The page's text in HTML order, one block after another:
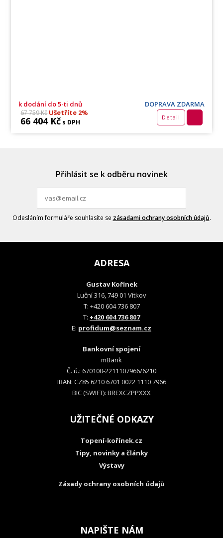
k dodání do 5-ti dnů DOPRAVA ZDARMA
67 759 KčUšetříte 2%
66 404 Kč s DPH
Detail
Přihlásit se k odběru novinek
Odesláním formuláře souhlasíte se zásadami ochrany osobních údajů.
ADRESA
Gustav Kořínek
Luční 316, 749 01 Vítkov
T: +420 604 736 807
T: +420 604 736 807
E: profidum@seznam.cz
Bankovní spojení
mBank
Č. ú.: 670100-2211107966/6210
IBAN: CZ85 6210 6701 0022 1110 7966
BIC (SWIFT): BREXCZPPXXX
UŽITEČNÉ ODKAZY
Topení-kořínek.cz
Tipy, novinky a články
Výstavy
Zásady ochrany osobních údajů
NAPIŠTE NÁM